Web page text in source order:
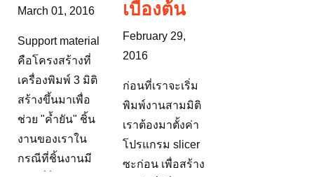
Tapeเทปสีฟ้าที่
ป้องกันปัญหามี
ง่ายๆแค่สองขั้น
ตอนครับ...
March 01, 2016
Support material
คือโครงสร้างที่
เครื่องพิมพ์ 3 มิติ
สร้างขึ้นมาเพื่อ
ช่วย "ค้ำยัน" ชิ้น
งานของเราใน
กรณีที่ชิ้นงานมี
เบื้องต้น
February 29,
2016
ก่อนที่เราจะเริ่ม
พิมพ์งานสามมิติ
เราต้องมาตั้งค่า
โปรแกรม slicer
ซะก่อน เพื่อสร้าง